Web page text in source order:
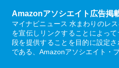
Amazonアソシエイト広告掲
マイナビニュース 水まわりのレ
を宣伝しリンクすることによっ
段を提供することを目的に設定
である、Amazonアソシエイト・